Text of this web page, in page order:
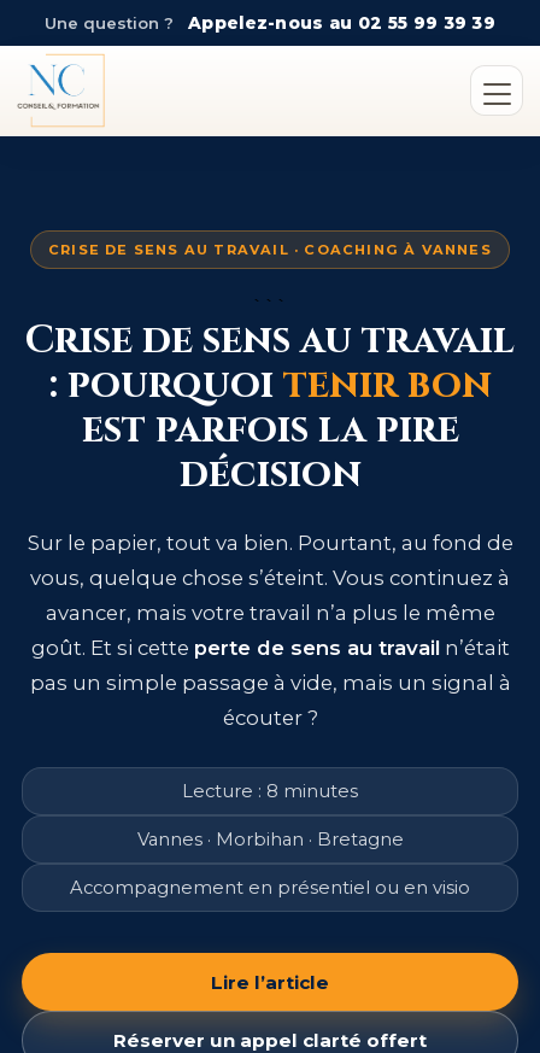
Une question ? Appelez-nous au 02 55 99 39 39
CRISE DE SENS AU TRAVAIL · COACHING À VANNES
```
Crise de sens au travail
: pourquoitenir bon
est parfois la pire
décision
Sur le papier, tout va bien. Pourtant, au fond de
vous, quelque chose s’éteint. Vous continuez à
avancer, mais votre travail n’a plus le même
goût. Et si cette perte de sens au travailn’était
pas un simple passage à vide, mais un signal à
écouter ?
Lecture : 8 minutes
Vannes · Morbihan · Bretagne
Accompagnement en présentiel ou en visio
Lire l’article
Réserver un appel clarté offert